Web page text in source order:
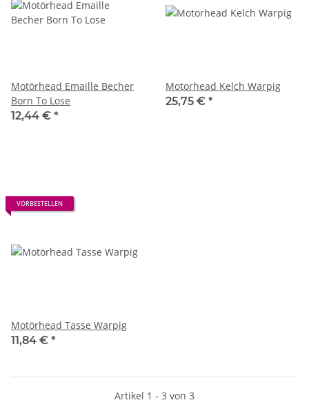
Motörhead Emaille Becher
Born To Lose
12,44 € *
Motorhead Kelch Warpig
25,75 € *
VORBESTELLEN
Motörhead Tasse Warpig
11,84 € *
Artikel 1 - 3 von 3